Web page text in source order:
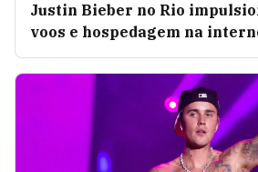
Justin Bieber no Rio
voos e hospedagem na